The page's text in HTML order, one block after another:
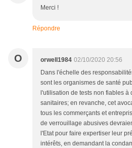
Merci !
Répondre
O orwell1984 02/10/2020 20:56
Dans l'échelle des
sont les organismes de santé
l'utilisation de tests non fiables à
sanitaires; en revanche, cet
tous les commerçants et
de verrouillage abusives
l'Etat pour faire expertiser leur
intérêts, en demandant la